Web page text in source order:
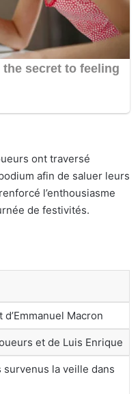
ont traversé
afin de saluer leurs
l’enthousiasme
de festivités.
Macron
et de Luis Enrique
survenus la veille dans